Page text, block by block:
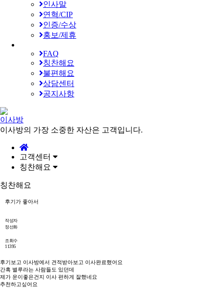
인사말
연혁/CIP
인증/수상
홍보/제휴
FAQ
칭찬해요
불편해요
상담센터
공지사항
이사방
이사방의 가장 소중한 자산은 고객입니다.
고객센터
칭찬해요
칭찬해요
후기가 좋아서
작성자
정선화
조회수
11395
후기보고 이사방에서 견적받아보고 이사완료했어요
간혹 별루라는 사람들도 있던데
제가 운이좋은건지 이사 편하게 잘했네요
추천하고싶어요